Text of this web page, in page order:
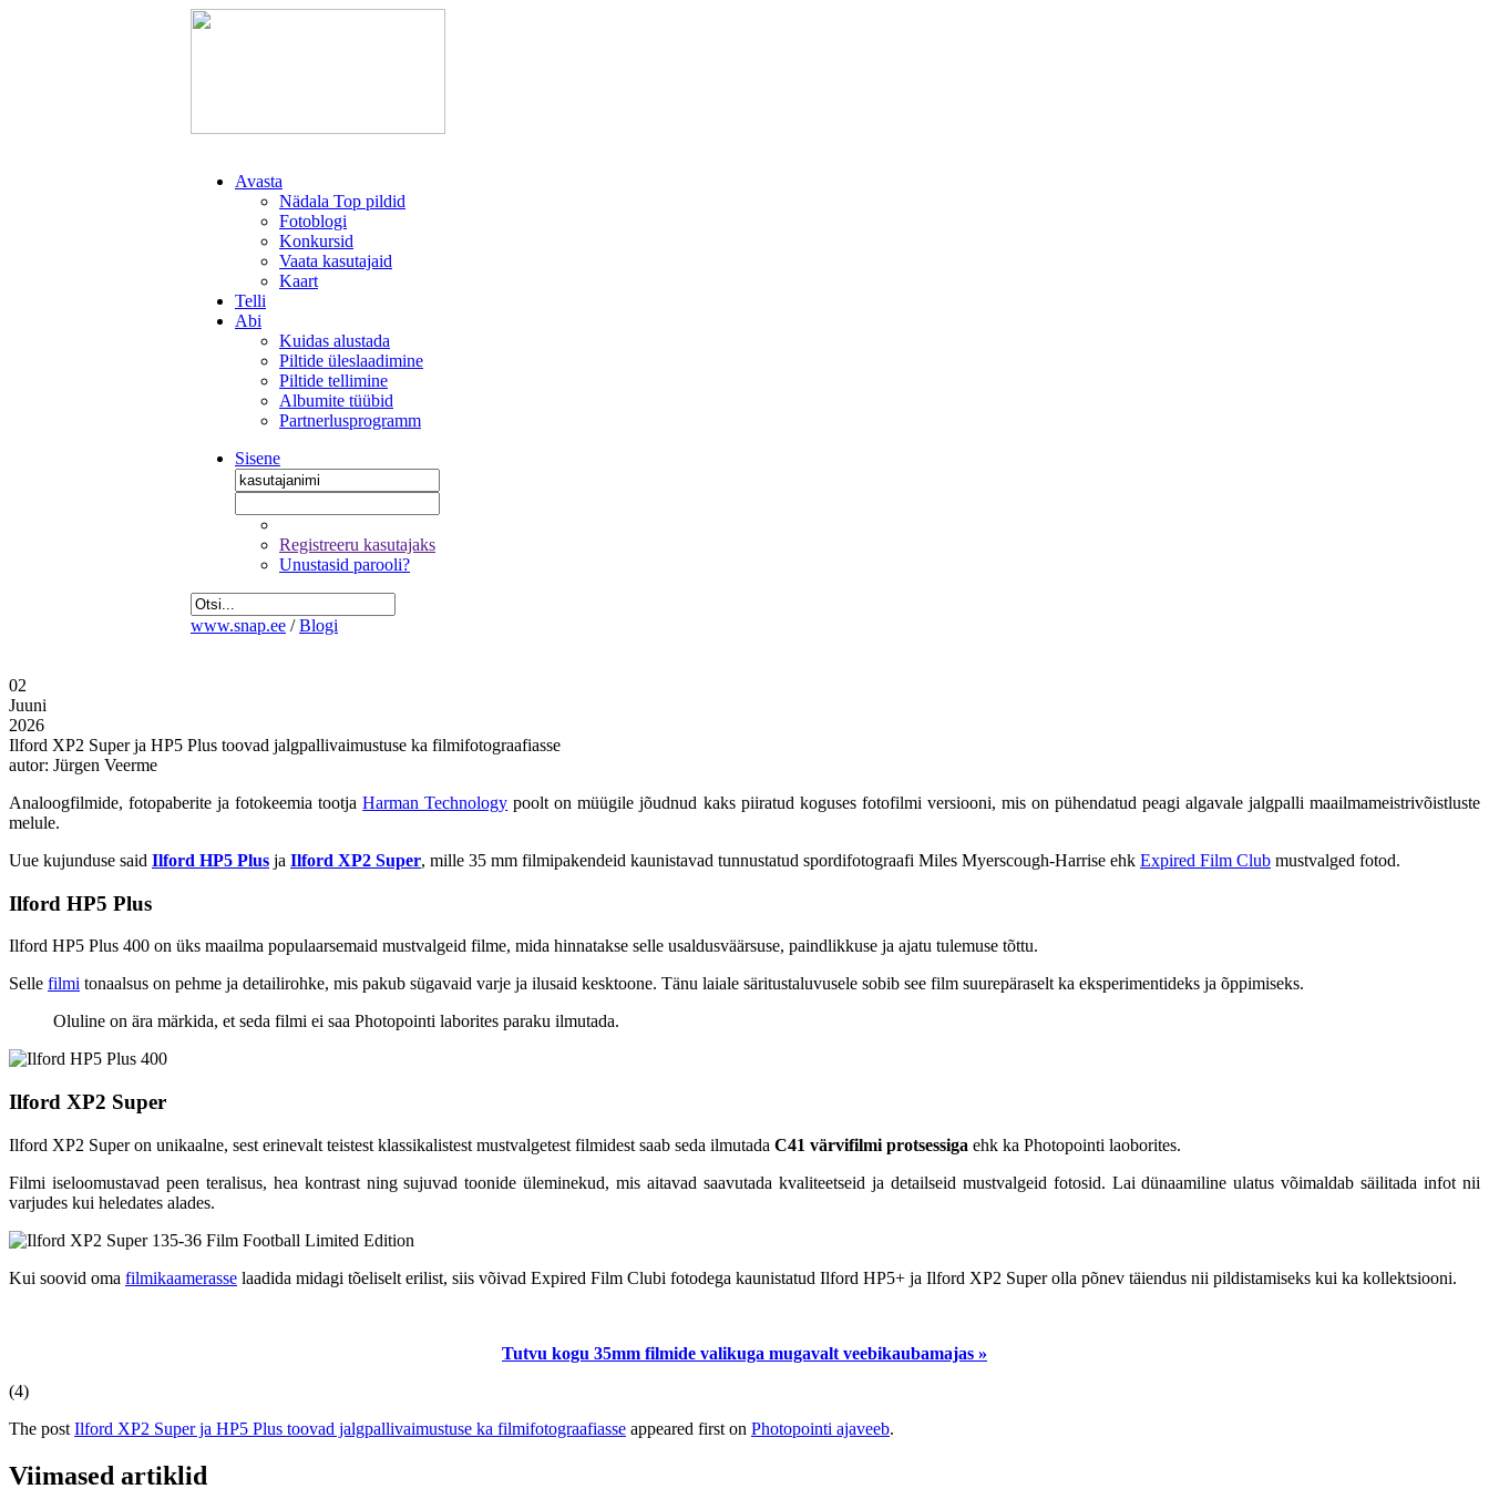
Avasta
Nädala Top pildid
Fotoblogi
Konkursid
Vaata kasutajaid
Kaart
Telli
Abi
Kuidas alustada
Piltide üleslaadimine
Piltide tellimine
Albumite tüübid
Partnerlusprogramm
Sisene
Registreeru kasutajaks
Unustasid parooli?
www.snap.ee / Blogi
02
Juuni
2026
Ilford XP2 Super ja HP5 Plus toovad jalgpallivaimustuse ka filmifotograafiasse
autor: Jürgen Veerme
Analoogfilmide, fotopaberite ja fotokeemia tootjaHarman Technology poolt on müügile jõudnud kaks piiratud koguses fotofilmi versiooni, mis on pühendatud peagi algavale jalgpalli maailmameistrivõistluste
melule.
Uue kujunduse said Ilford HP5 Plus ja Ilford XP2 Super, mille 35 mm filmipakendeid kaunistavad tunnustatud spordifotograafi Miles Myerscough-Harrise ehk Expired Film Club mustvalged fotod.
Ilford HP5 Plus
Ilford HP5 Plus 400 on üks maailma populaarsemaid mustvalgeid filme, mida hinnatakse selle usaldusväärsuse, paindlikkuse ja ajatu tulemuse tõttu.
Selle filmi tonaalsus on pehme ja detailirohke, mis pakub sügavaid varje ja ilusaid kesktoone. Tänu laiale säritustaluvusele sobib see film suurepäraselt ka eksperimentideks ja õppimiseks.
Oluline on ära märkida, et seda filmi ei saa Photopointi laborites paraku ilmutada.
Ilford XP2 Super
Ilford XP2 Super on unikaalne, sest erinevalt teistest klassikalistest mustvalgetest filmidest saab seda ilmutada C41 värvifilmi protsessiga ehk ka Photopointi laoborites.
Filmi iseloomustavad peen teralisus, hea kontrast ning sujuvad toonide üleminekud, mis aitavad saavutada kvaliteetseid ja detailseid mustvalgeid fotosid. Lai dünaamiline ulatus võimaldab säilitada infot nii
varjudes kui heledates alades.
Kui soovid oma filmikaamerasse laadida midagi tõeliselt erilist, siis võivad Expired Film Clubi fotodega kaunistatud Ilford HP5+ ja Ilford XP2 Super olla põnev täiendus nii pildistamiseks kui ka kollektsiooni.
Tutvu kogu 35mm filmide valikuga mugavalt veebikaubamajas »
(4)
The post Ilford XP2 Super ja HP5 Plus toovad jalgpallivaimustuse ka filmifotograafiasse appeared first on Photopointi ajaveeb.
Viimased artiklid